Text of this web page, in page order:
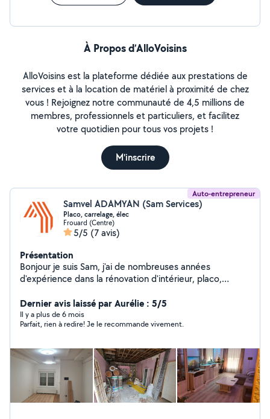
À Propos d’AlloVoisins
AlloVoisins est la plateforme dédiée aux prestations de
services et à la location de matériel à proximité de chez
vous ! Rejoignez notre communauté de 4,5 millions de
membres, professionnels et particuliers, et facilitez
votre quotidien pour tous vos projets !
M'inscrire
Auto-entrepreneur
Samvel ADAMYAN (Sam Services)
Placo, carrelage, élec
Frouard (Centre)
5/5 (7 avis)
Présentation
Bonjour je suis Sam, j'ai de nombreuses années
d'expérience dans la rénovation d'intérieur, placo,
serai ravi de réaliser vos projets.
Dernier avis laissé par Aurélie : 5/5
Il y a plus de 6 mois
Parfait, rien à redire! Je le recommande vivement.